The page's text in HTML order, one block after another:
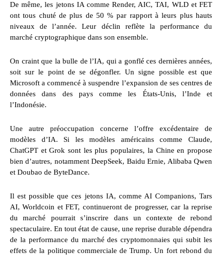
De même, les jetons IA comme Render, AIC, TAI, WLD et FET
ont tous chuté de plus de 50 % par rapport à leurs plus hauts
niveaux de l’année. Leur déclin reflète la performance du
marché cryptographique dans son ensemble.
On craint que la bulle de l’IA, qui a gonflé ces dernières années,
soit sur le point de se dégonfler. Un signe possible est que
Microsoft a commencé à suspendre l’expansion de ses centres de
données dans des pays comme les États-Unis, l’Inde et
l’Indonésie.
Une autre préoccupation concerne l’offre excédentaire de
modèles d’IA. Si les modèles américains comme Claude,
ChatGPT et Grok sont les plus populaires, la Chine en propose
bien d’autres, notamment DeepSeek, Baidu Ernie, Alibaba Qwen
et Doubao de ByteDance.
Il est possible que ces jetons IA, comme AI Companions, Tars
AI, Worldcoin et FET, continueront de progresser, car la reprise
du marché pourrait s’inscrire dans un contexte de rebond
spectaculaire. En tout état de cause, une reprise durable dépendra
de la performance du marché des cryptomonnaies qui subit les
effets de la politique commerciale de Trump. Un fort rebond du